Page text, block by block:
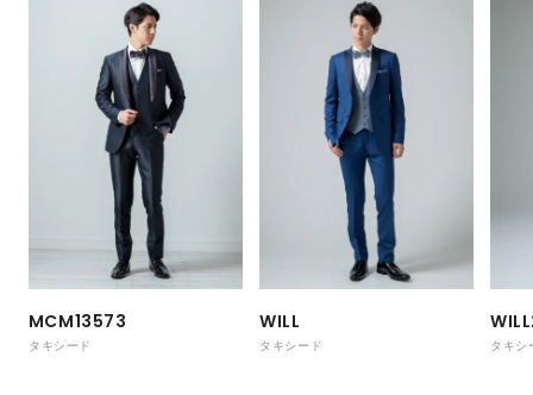
MCM13573
タキシード
WILL
タキシード タキシ